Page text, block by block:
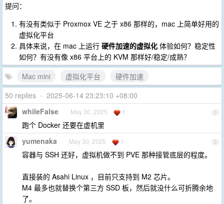
提问：
有没有类似于 Proxmox VE 之于 x86 那样的，mac 上简单好用的
虚拟化平台
具体来说，在 mac 上运行 硬件加速的虚拟化 体验如何？稳定性
如何？有没有像 x86 平台上的 KVM 那样好/稳定/成熟？
Mac mini
虚拟化平台
硬件加速
50 replies • 2025-06-14 23:23:10 +08:00
1
whileFalse May 30, 2025 1
跑个 Docker 还要在虚机里
2
yumenaka May 30, 2025 1
容器与 SSH 还好，虚拟机做不到 PVE 那种接管底层的程度。
直接装的 Asahi Linux ，目前只支持到 M2 芯片。
M4 最多也就替换个第三方 SSD 板，然后就没什么可折腾余地
了。